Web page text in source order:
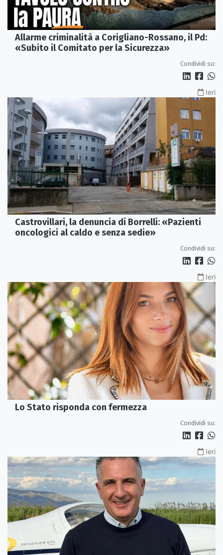
Allarme criminalità a Corigliano-Rossano, il Pd:
«Subito il Comitato per la Sicurezza»
Condividi su:
Ieri
Castrovillari, la denuncia di Borrelli: «Pazienti
oncologici al caldo e senza sedie»
Condividi su:
Ieri
Lo Stato risponda con fermezza
Condividi su:
Ieri